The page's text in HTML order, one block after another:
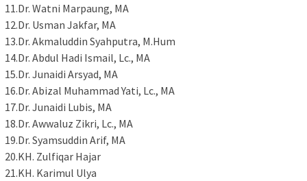
11.Dr. Watni Marpaung, MA
12.Dr. Usman Jakfar, MA
13.Dr. Akmaluddin Syahputra, M.Hum
14.Dr. Abdul Hadi Ismail, Lc., MA
15.Dr. Junaidi Arsyad, MA
16.Dr. Abizal Muhammad Yati, Lc., MA
17.Dr. Junaidi Lubis, MA
18.Dr. Awwaluz Zikri, Lc., MA
19.Dr. Syamsuddin Arif, MA
20.KH. Zulfiqar Hajar
21.KH. Karimul Ulya